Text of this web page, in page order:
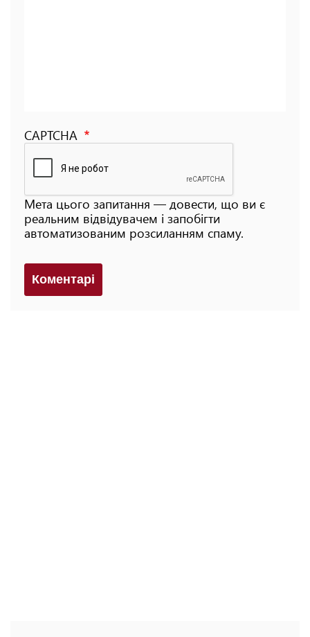
CAPTCHA
Мета цього запитання — довести, що ви є
реальним відвідувачем і запобігти
автоматизованим розсиланням спаму.
Коментарi